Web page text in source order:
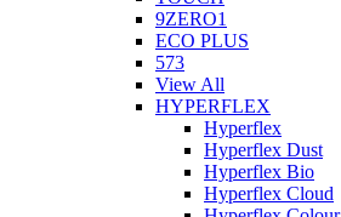
9ZERO1
ECO PLUS
573
View All
HYPERFLEX
Hyperflex
Hyperflex Dust
Hyperflex Bio
Hyperflex Cloud